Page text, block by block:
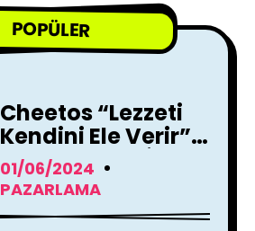
POPÜLER
Cheetos “Lezzeti
Kendini Ele Verir”
Reklam Filmi İle
Yayında !
01/06/2024
PAZARLAMA